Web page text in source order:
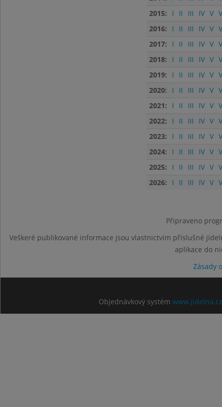
2015:
I II III IV V
2016:
I II III IV V
2017:
I II III IV V
2018:
I II III IV V
2019:
I II III IV V
2020:
I II III IV V
2021:
I II III IV V
2022:
I II III IV V
2023:
I II III IV V
2024:
I II III IV V
2025:
I II III IV V
2026:
I II III IV V
Připraveno
Veškeré publikované informace jsou vlastnictvím příslušné
aplikace do
Zásady
Objednávkový systém www.jidelna.cz